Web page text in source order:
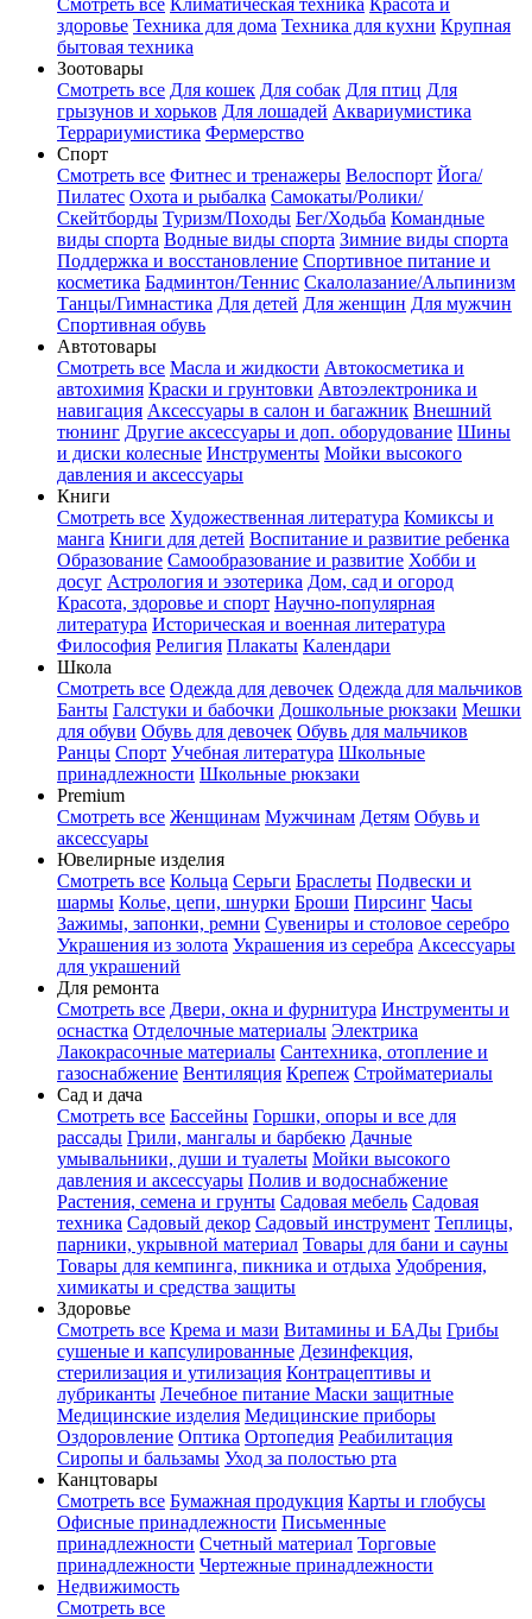
Смотреть все Климатическая техника Красота и
здоровье Техника для дома Техника для кухни Крупная
бытовая техника
Зоотовары
Смотреть все Для кошек Для собак Для птиц Для
грызунов и хорьков Для лошадей Аквариумистика
Террариумистика Фермерство
Спорт
Смотреть все Фитнес и тренажеры Велоспорт Йога/
Пилатес Охота и рыбалка Самокаты/Ролики/
Скейтборды Туризм/Походы Бег/Ходьба Командные
виды спорта Водные виды спорта Зимние виды спорта
Поддержка и восстановление Спортивное питание и
косметика Бадминтон/Теннис Скалолазание/Альпинизм
Танцы/Гимнастика Для детей Для женщин Для мужчин
Спортивная обувь
Автотовары
Смотреть все Масла и жидкости Автокосметика и
автохимия Краски и грунтовки Автоэлектроника и
навигация Аксессуары в салон и багажник Внешний
тюнинг Другие аксессуары и доп. оборудование Шины
и диски колесные Инструменты Мойки высокого
давления и аксессуары
Книги
Смотреть все Художественная литература Комиксы и
манга Книги для детей Воспитание и развитие ребенка
Образование Самообразование и развитие Хобби и
досуг Астрология и эзотерика Дом, сад и огород
Красота, здоровье и спорт Научно-популярная
литература Историческая и военная литература
Философия Религия Плакаты Календари
Школа
Смотреть все Одежда для девочек Одежда для мальчиков
Банты Галстуки и бабочки Дошкольные рюкзаки Мешки
для обуви Обувь для девочек Обувь для мальчиков
Ранцы Спорт Учебная литература Школьные
принадлежности Школьные рюкзаки
Premium
Смотреть все Женщинам Мужчинам Детям Обувь и
аксессуары
Ювелирные изделия
Смотреть все Кольца Серьги Браслеты Подвески и
шармы Колье, цепи, шнурки Броши Пирсинг Часы
Зажимы, запонки, ремни Сувениры и столовое серебро
Украшения из золота Украшения из серебра Аксессуары
для украшений
Для ремонта
Смотреть все Двери, окна и фурнитура Инструменты и
оснастка Отделочные материалы Электрика
Лакокрасочные материалы Сантехника, отопление и
газоснабжение Вентиляция Крепеж Стройматериалы
Сад и дача
Смотреть все Бассейны Горшки, опоры и все для
рассады Грили, мангалы и барбекю Дачные
умывальники, души и туалеты Мойки высокого
давления и аксессуары Полив и водоснабжение
Растения, семена и грунты Садовая мебель Садовая
техника Садовый декор Садовый инструмент Теплицы,
парники, укрывной материал Товары для бани и сауны
Товары для кемпинга, пикника и отдыха Удобрения,
химикаты и средства защиты
Здоровье
Смотреть все Крема и мази Витамины и БАДы Грибы
сушеные и капсулированные Дезинфекция,
стерилизация и утилизация Контрацептивы и
лубриканты Лечебное питание Маски защитные
Медицинские изделия Медицинские приборы
Оздоровление Оптика Ортопедия Реабилитация
Сиропы и бальзамы Уход за полостью рта
Канцтовары
Смотреть все Бумажная продукция Карты и глобусы
Офисные принадлежности Письменные
принадлежности Счетный материал Торговые
принадлежности Чертежные принадлежности
Недвижимость
Смотреть все